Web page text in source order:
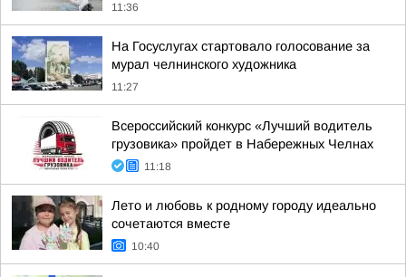
11:36
На Госуслугах стартовало голосование за
мурал челнинского художника
11:27
Всероссийский конкурс «Лучший водитель
грузовика» пройдет в Набережных Челнах
11:18
Лето и любовь к родному городу идеально
сочетаются вместе
10:40